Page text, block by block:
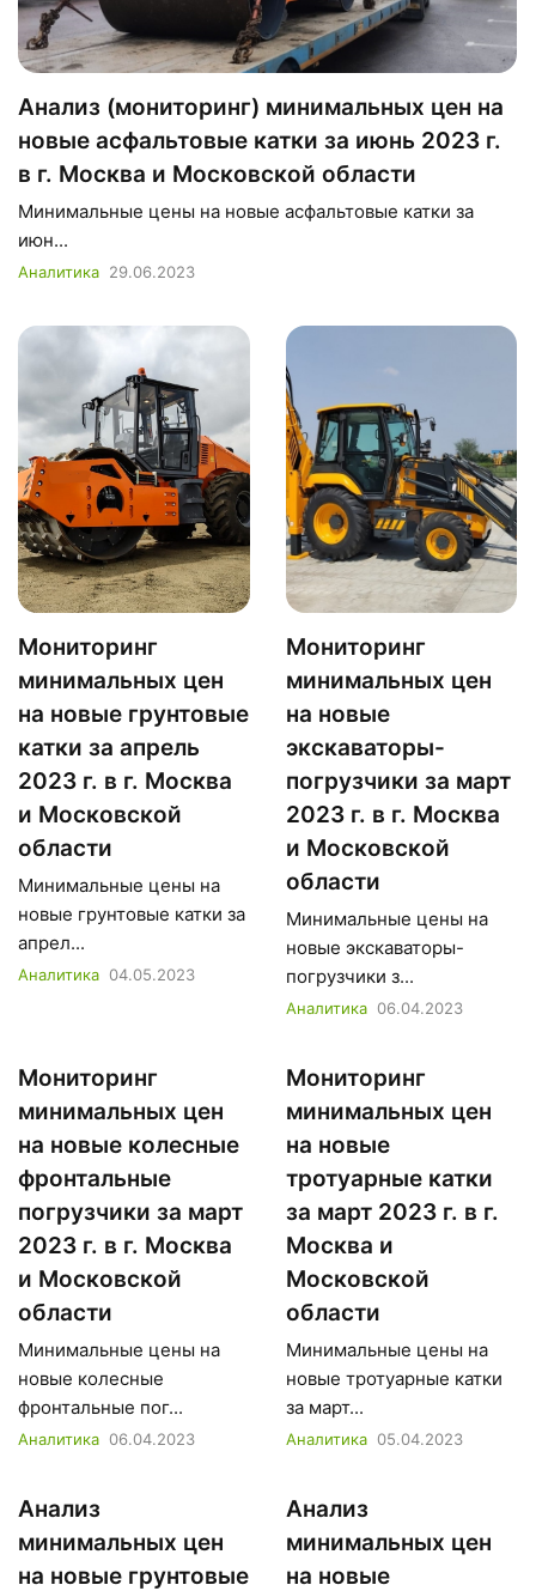
Анализ (мониторинг) минимальных цен на
новые асфальтовые катки за июнь 2023 г.
в г. Москва и Московской области
Минимальные цены на новые асфальтовые катки за
июн...
Аналитика 29.06.2023
Мониторинг
минимальных цен
на новые грунтовые
катки за апрель
2023 г. в г. Москва
и Московской
области
Минимальные цены на
новые грунтовые катки за
апрел...
Аналитика 04.05.2023
Мониторинг
минимальных цен
на новые
экскаваторы-
погрузчики за март
2023 г. в г. Москва
и Московской
области
Минимальные цены на
новые экскаваторы-
погрузчики з...
Аналитика 06.04.2023
Мониторинг
минимальных цен
на новые колесные
фронтальные
погрузчики за март
2023 г. в г. Москва
и Московской
области
Минимальные цены на
новые колесные
фронтальные пог...
Аналитика 06.04.2023
Мониторинг
минимальных цен
на новые
тротуарные катки
за март 2023 г. в г.
Москва и
Московской
области
Минимальные цены на
новые тротуарные катки
за март...
Аналитика 05.04.2023
Анализ
минимальных цен
на новые грунтовые
Анализ
минимальных цен
на новые